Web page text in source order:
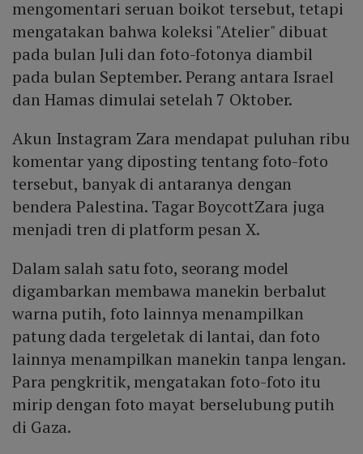
mengomentari seruan boikot tersebut, tetapi
mengatakan bahwa koleksi "Atelier" dibuat
pada bulan Juli dan foto-fotonya diambil
pada bulan September. Perang antara Israel
dan Hamas dimulai setelah 7 Oktober.
Akun Instagram Zara mendapat puluhan ribu
komentar yang diposting tentang foto-foto
tersebut, banyak di antaranya dengan
bendera Palestina. Tagar BoycottZara juga
menjadi tren di platform pesan X.
Dalam salah satu foto, seorang model
digambarkan membawa manekin berbalut
warna putih, foto lainnya menampilkan
patung dada tergeletak di lantai, dan foto
lainnya menampilkan manekin tanpa lengan.
Para pengkritik, mengatakan foto-foto itu
mirip dengan foto mayat berselubung putih
di Gaza.